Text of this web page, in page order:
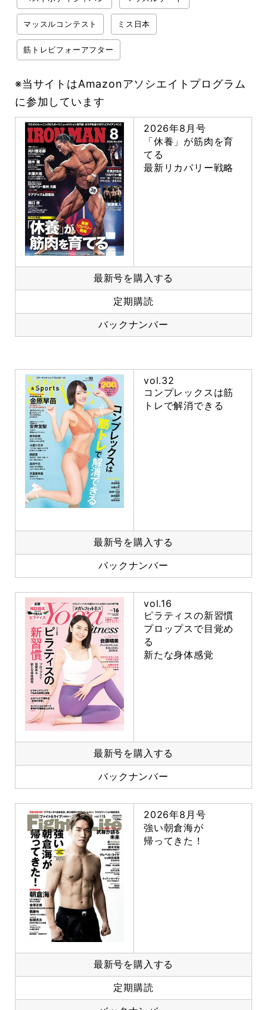
マッスルコンテスト ミス日本
筋トレビフォーアフター
※当サイトはAmazonアソシエイトプログラム
に参加しています
2026年8月号
「休養」が筋肉を育
てる
最新リカバリー戦略
最新号を購入する
定期購読
バックナンバー
vol.32
コンプレックスは筋
トレで解消できる
最新号を購入する
バックナンバー
vol.16
ピラティスの新習慣
プロップスで目覚め
る
新たな身体感覚
最新号を購入する
バックナンバー
2026年8月号
強い朝倉海が
帰ってきた！
最新号を購入する
定期購読